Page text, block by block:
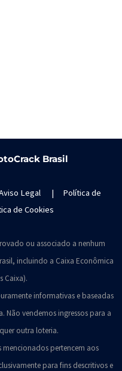
Brasil
Legal | Política de
de Cookies
ou associado a nenhum
incluindo a Caixa Econômica
Caixa).
informativas e baseadas
Não vendemos ingressos para a
outra loteria.
mencionados pertencem aos
para fins descritivos e